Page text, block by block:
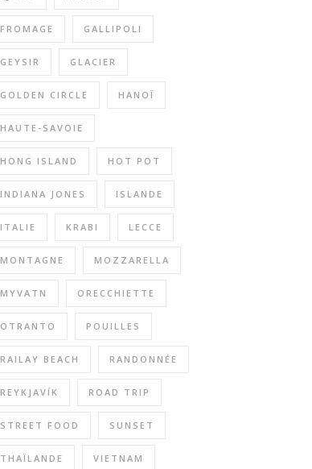
FROMAGE GALLIPOLI
GEYSIR GLACIER
GOLDEN CIRCLE HANOÏ
HAUTE-SAVOIE
HONG ISLAND HOT POT
INDIANA JONES ISLANDE
ITALIE KRABI LECCE
MONTAGNE MOZZARELLA
MYVATN ORECCHIETTE
OTRANTO POUILLES
RAILAY BEACH RANDONNÉE
REYKJAVÍK ROAD TRIP
STREET FOOD SUNSET
THAÏLANDE VIETNAM